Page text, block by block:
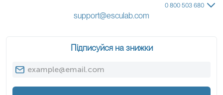
0 800 503 680
support@esculab.com
Підписуйся на знижки